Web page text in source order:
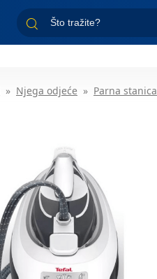
Njega odjeće Parna stanica